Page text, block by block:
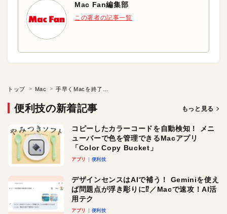
Mac Fan編集部
この著者の記事一覧
トップ Mac
便利技の新着記事 もっと見る
コピーしたカラーコードを自動検知！ メニ
ューバーで色を管理できるMacアプリ
「Color Copy Bucket」
アプリ 便利技
デザインセンスはAIで補う！ Geminiを使え
ば問題点が浮き彫りに⁉︎／Macで速攻！AI活
用テク
アプリ 便利技